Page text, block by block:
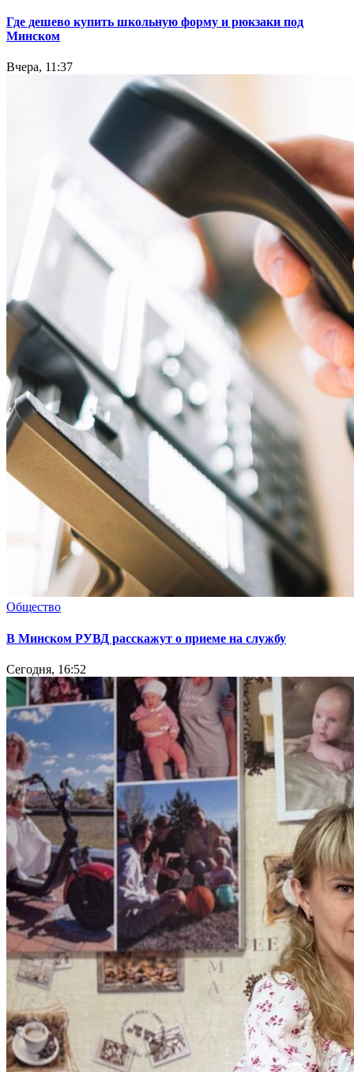
Где дешево купить школьную форму и рюкзаки под
Минском
Вчера, 11:37
Общество
В Минском РУВД расскажут о приеме на службу
Сегодня, 16:52